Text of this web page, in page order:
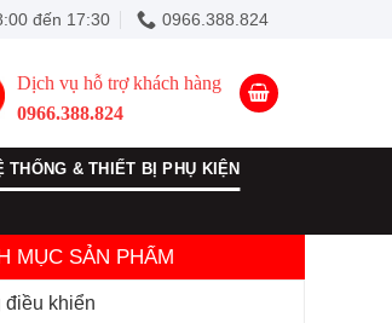
đến 17:30 0966.388.824
Dịch vụ hỗ trợ khách hàng
0966.388.824
THỐNG & THIẾT BỊ PHỤ KIỆN
MỤC SẢN PHẨM
điều khiển